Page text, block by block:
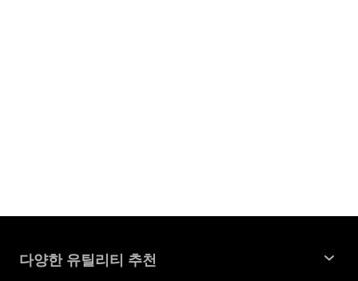
다양한 유틸리티 추천